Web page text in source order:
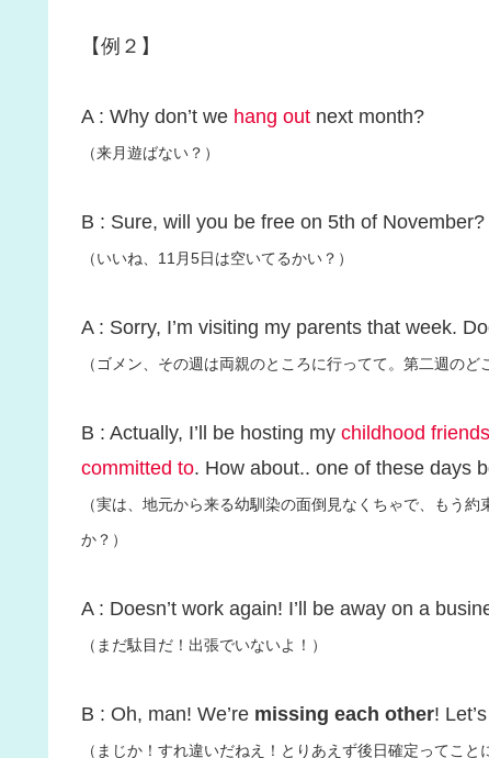
【例２】
A : Why don’t we hang out next month?
（来月遊ばない？）
B : Sure, will you be free on 5th of November?
（いいね、11月5日は空いてるかい？）
A : Sorry, I’m visiting my parents that week.
（ゴメン、その週は両親のところに行ってて。第二週のど
B : Actually, I’ll be hosting my childhood friends
committed to. How about.. one of these days
（実は、地元から来る幼馴染の面倒見なくちゃで、もう
か？）
A : Doesn’t work again! I’ll be away on a
（まだ駄目だ！出張でいないよ！）
B : Oh, man! We’re missing each other!
（まじか！すれ違いだねえ！とりあえず後日確定ってこと